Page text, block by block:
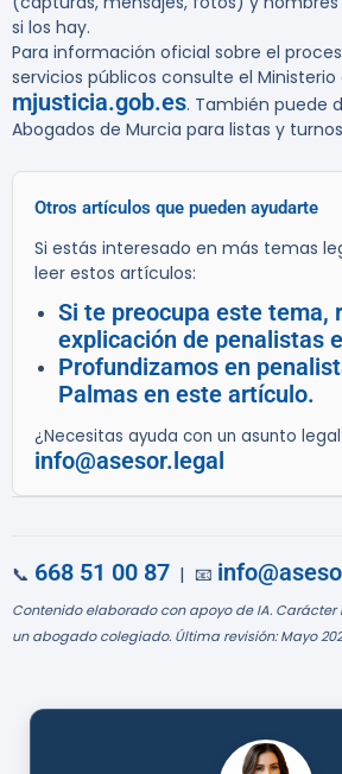
si los hay.
Para información oficial sobre el
servicios públicos consulte el Ministerio
mjusticia.gob.es. También puede
Abogados de Murcia para listas y
Otros artículos que pueden ayudarte
Si estás interesado en más temas
leer estos artículos:
Si te preocupa este tema,
explicación de penalistas
Profundizamos en
Palmas en este artículo.
¿Necesitas ayuda con un asunto
info@asesor.legal
📞 668 51 00 87 | 📧
Contenido elaborado con apoyo de IA. Carácter
un abogado colegiado. Última revisión: Mayo